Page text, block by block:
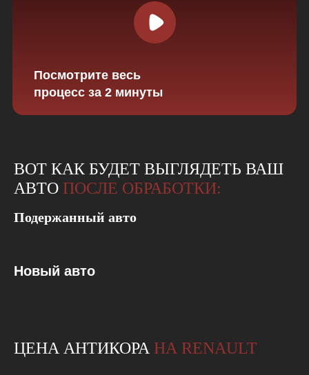
Посмотрите весь
процесс за 2 минуты
ВОТ КАК БУДЕТ ВЫГЛЯДЕТЬ ВАШ
АВТО ПОСЛЕ ОБРАБОТКИ:
Подержанный авто
Новый авто
ЦЕНА АНТИКОРА НА RENAULT